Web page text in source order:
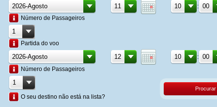
:
Número de Passageiros
Partida do voo
:
Número de Passageiros
O seu destino não está na lista?
Procurar